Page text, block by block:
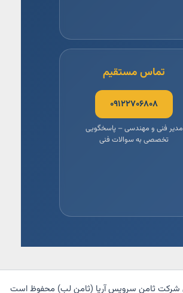
تماس مستقیم
۰۹۱۲۲۷۰۶۸۰۸
مدیر فنی و مهندسی – پاسخگویی
تخصصی به سوالات فنی